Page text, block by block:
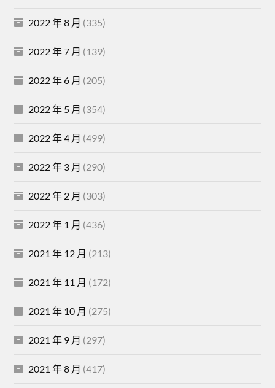
2022 年 8 月 (335)
2022 年 7 月 (139)
2022 年 6 月 (205)
2022 年 5 月 (354)
2022 年 4 月 (499)
2022 年 3 月 (290)
2022 年 2 月 (303)
2022 年 1 月 (436)
2021 年 12 月 (213)
2021 年 11 月 (172)
2021 年 10 月 (275)
2021 年 9 月 (297)
2021 年 8 月 (417)